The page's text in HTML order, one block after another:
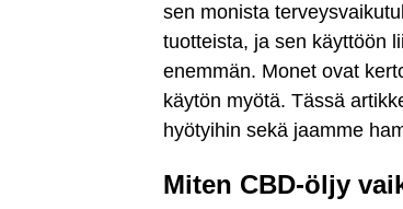
sen monista
tuotteista, ja sen käyttöön
enemmän. Monet ovat
käytön myötä. Tässä
hyötyihin sekä jaamme
Miten CBD-öljy